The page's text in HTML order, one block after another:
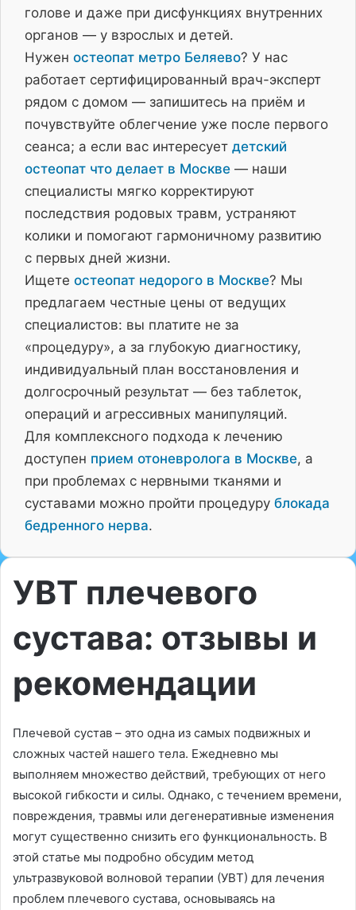
голове и даже при дисфункциях внутренних
органов — у взрослых и детей.
Нужен остеопат метро Беляево? У нас
работает сертифицированный врач-эксперт
рядом с домом — запишитесь на приём и
почувствуйте облегчение уже после первого
сеанса; а если вас интересует детский
остеопат что делает в Москве — наши
специалисты мягко корректируют
последствия родовых травм, устраняют
колики и помогают гармоничному развитию
с первых дней жизни.
Ищете остеопат недорого в Москве? Мы
предлагаем честные цены от ведущих
специалистов: вы платите не за
«процедуру», а за глубокую диагностику,
индивидуальный план восстановления и
долгосрочный результат — без таблеток,
операций и агрессивных манипуляций.
Для комплексного подхода к лечению
доступен прием отоневролога в Москве, а
при проблемах с нервными тканями и
суставами можно пройти процедуру блокада
бедренного нерва.
УВТ плечевого
сустава: отзывы и
рекомендации
Плечевой сустав – это одна из самых подвижных и
сложных частей нашего тела. Ежедневно мы
выполняем множество действий, требующих от него
высокой гибкости и силы. Однако, с течением времени,
повреждения, травмы или дегенеративные изменения
могут существенно снизить его функциональность. В
этой статье мы подробно обсудим метод
ультразвуковой волновой терапии (УВТ) для лечения
проблем плечевого сустава, основываясь на